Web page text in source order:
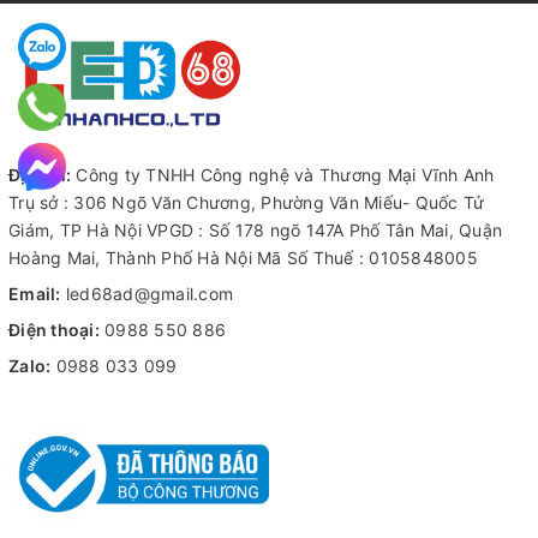
Hỗ trợ
Hỗ trợđiều khiển không dây qua ứng dụng di động
Hỗ trợđiều khiển bằng remote hồng ngoại (tùy chọn)
Hỗ trợ module 4G (tùy chọn)
Hỗ trợ
Sơ đồ kết nối ứng dụng bộ xử lý hình ảnh
HD-VP410H
Địa chỉ: Công ty TNHH Công nghệ và Thương Mại Vĩnh Anh
Trụ sở : 306 Ngõ Văn Chương, Phường Văn Miếu- Quốc Tử
Giám, TP Hà Nội VPGD : Số 178 ngõ 147A Phố Tân Mai, Quận
Hoàng Mai, Thành Phố Hà Nội Mã Số Thuế : 0105848005
Email: led68ad@gmail.com
Điện thoại: 0988 550 886
Zalo: 0988 033 099